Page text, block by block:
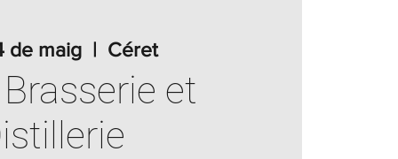
de maig
  |
Céret
et